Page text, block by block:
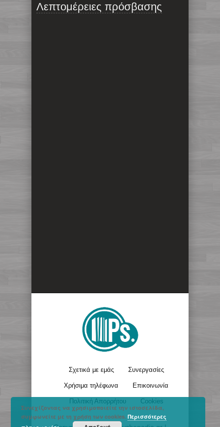
Λεπτομέρειες πρόσβασης
Σχετικά με εμάς Συνεργασίες
Χρήσιμα τηλέφωνα Επικοινωνία
Πολιτική Απορρήτου Cookies
Συνεχίζοντας να χρησιμοποιείτε την ιστοσελίδα,
συμφωνείτε με τη χρήση των cookies.Περισσότερες